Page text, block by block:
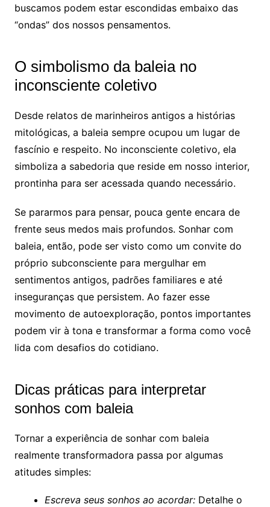
buscamos podem estar escondidas embaixo das
“ondas” dos nossos pensamentos.
O simbolismo da baleia no
inconsciente coletivo
Desde relatos de marinheiros antigos a histórias
mitológicas, a baleia sempre ocupou um lugar de
fascínio e respeito. No inconsciente coletivo, ela
simboliza a sabedoria que reside em nosso interior,
prontinha para ser acessada quando necessário.
Se pararmos para pensar, pouca gente encara de
frente seus medos mais profundos. Sonhar com
baleia, então, pode ser visto como um convite do
próprio subconsciente para mergulhar em
sentimentos antigos, padrões familiares e até
inseguranças que persistem. Ao fazer esse
movimento de autoexploração, pontos importantes
podem vir à tona e transformar a forma como você
lida com desafios do cotidiano.
Dicas práticas para interpretar
sonhos com baleia
Tornar a experiência de sonhar com baleia
realmente transformadora passa por algumas
atitudes simples:
Escreva seus sonhos ao acordar:Detalhe o